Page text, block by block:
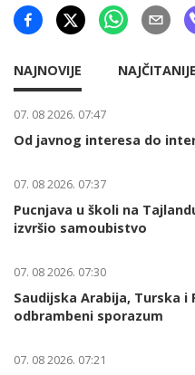
NAJNOVIJE NAJČITANIJE
07. 08 2026. 07:47
Od javnog interesa do
07. 08 2026. 07:37
Pucnjava u školi na
izvršio samoubistvo
07. 08 2026. 07:30
Saudijska Arabija, Turska
odbrambeni sporazum
07. 08 2026. 07:21